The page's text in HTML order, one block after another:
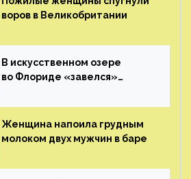
воров в Великобритании
В искусственном озере
во Флориде «завелся»
Женщина напоила грудным
молоком двух мужчин в баре